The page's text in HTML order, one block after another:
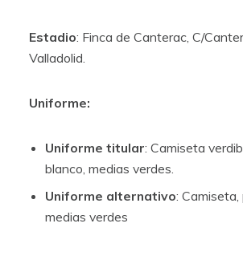
Estadio: Finca de Canterac, C/
Valladolid.
Uniforme:
Uniforme titular: Camiseta
blanco, medias verdes.
Uniforme alternativo:
medias verdes